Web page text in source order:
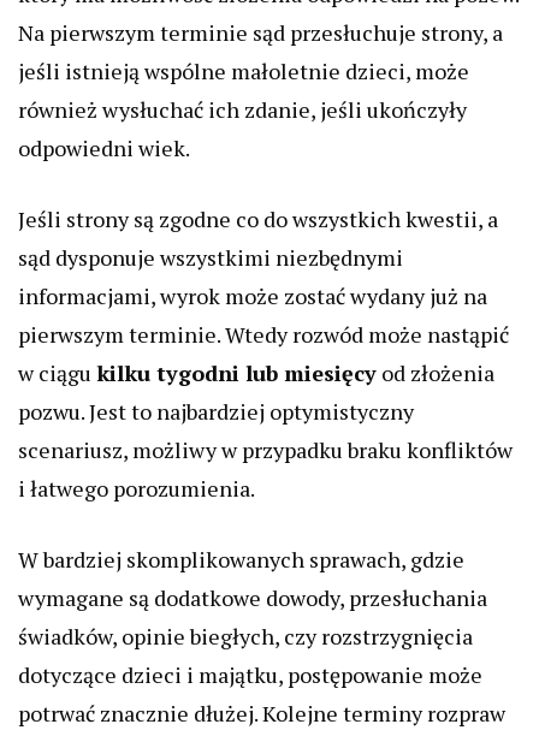
Na pierwszym terminie sąd przesłuchuje strony, a
jeśli istnieją wspólne małoletnie dzieci, może
również wysłuchać ich zdanie, jeśli ukończyły
odpowiedni wiek.
Jeśli strony są zgodne co do wszystkich kwestii, a
sąd dysponuje wszystkimi niezbędnymi
informacjami, wyrok może zostać wydany już na
pierwszym terminie. Wtedy rozwód może nastąpić
w ciągu kilku tygodni lub miesięcy od złożenia
pozwu. Jest to najbardziej optymistyczny
scenariusz, możliwy w przypadku braku konfliktów
i łatwego porozumienia.
W bardziej skomplikowanych sprawach, gdzie
wymagane są dodatkowe dowody, przesłuchania
świadków, opinie biegłych, czy rozstrzygnięcia
dotyczące dzieci i majątku, postępowanie może
potrwać znacznie dłużej. Kolejne terminy rozpraw